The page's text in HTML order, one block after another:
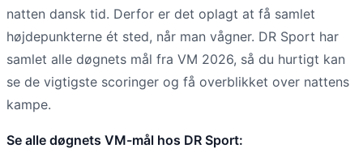
natten dansk tid. Derfor er det oplagt at få samlet
højdepunkterne ét sted, når man vågner. DR Sport har
samlet alle døgnets mål fra VM 2026, så du hurtigt kan
se de vigtigste scoringer og få overblikket over nattens
kampe.
Se alle døgnets VM-mål hos DR Sport: